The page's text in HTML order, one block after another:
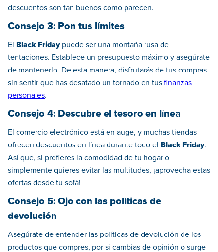
descuentos son tan buenos como parecen.
Consejo 3: Pon tus límites
El Black Fridaypuede ser una montaña rusa de
tentaciones. Establece un presupuesto máximo y asegúrate
de mantenerlo. De esta manera, disfrutarás de tus compras
sin sentir que has desatado un tornado en tus finanzas
personales.
Consejo 4: Descubre el tesoro en línea
El comercio electrónico está en auge, y muchas tiendas
ofrecen descuentos en línea durante todo el
Black Friday.
Así que, si prefieres la comodidad de tu hogar o
simplemente quieres evitar las multitudes, ¡aprovecha estas
ofertas desde tu sofá!
Consejo 5: Ojo con las políticas de
devolución
Asegúrate de entender las políticas de devolución de los
productos que compres, por si cambias de opinión o surge